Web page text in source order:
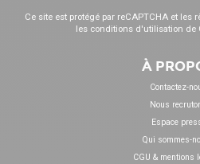
Ce site est protégé par reCAPTCHA et les
les conditions d'utilisation de
À
Contactez-
Nous
Espace
Qui sommes-
CGU & mentions